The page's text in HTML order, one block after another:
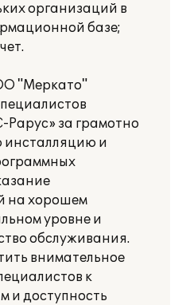
организаций в
базе;
"Меркато"
Рарус» за грамотно
и
на хорошем
уровне и
обслуживания.
внимательное
к
и доступность